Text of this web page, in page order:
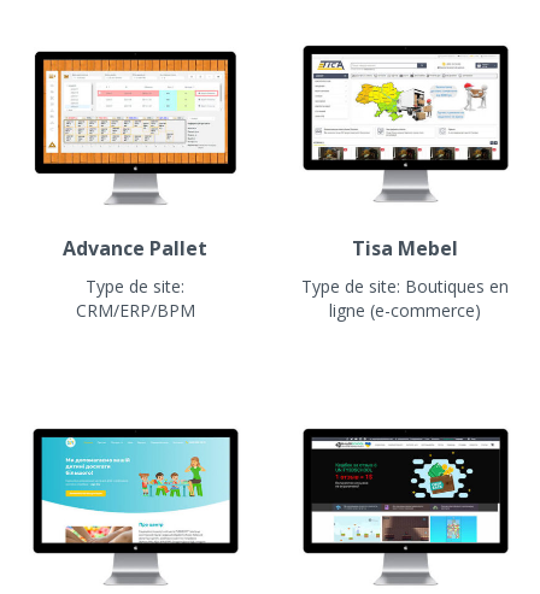
Advance Pallet
Type de site:
CRM/ERP/BPM
Tisa Mebel
Type de site: Boutiques en
ligne (e-commerce)